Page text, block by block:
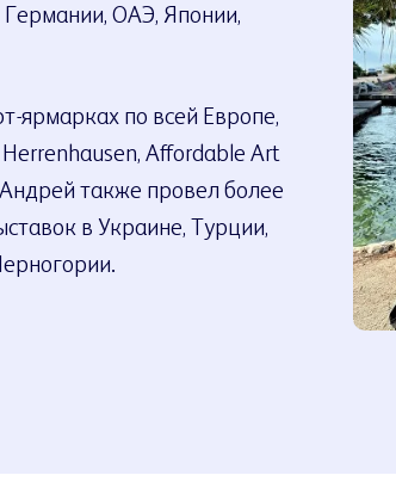
ОАЭ, Японии,
ярмарках по всей Европе,
Affordable Art
также провел более
в Украине, Турции,